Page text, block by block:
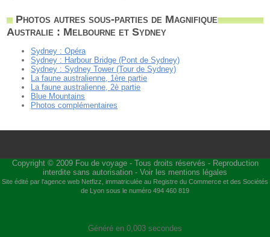
Photos autres sous-parties de Magnifique
Australie : Melbourne et Sydney
Sydney : Opéra
Sydney : Harbour Bridge (Pont de Sydney)
Sydney : Sydney Tower (Tour de Sydney)
La faune australienne, 1ère partie
La faune australienne, 2è partie
Blue Mountains
Photos complémentaires
Copyright © 2009 Fou de voyage- Tous droits réservés - Reproduction
interdite sans autorisation - Voir les mentions légales
Site édité par l'agence web Netfizz , immatriculée au Registre du Commerce et des Sociétés
de Lyon sous le numéro 494 460 819
Généré en 0,003 secondes